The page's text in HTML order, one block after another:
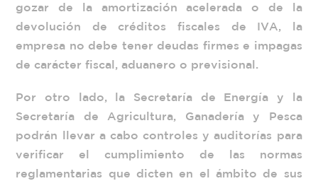
gozar de la amortización acelerada o de la
devolución de créditos fiscales de IVA, la
empresa no debe tener deudas firmes e impagas
de carácter fiscal, aduanero o previsional.
Por otro lado, la Secretaría de Energía y la
Secretaría de Agricultura, Ganadería y Pesca
podrán llevar a cabo controles y auditorías para
verificar el cumplimiento de las normas
reglamentarias que dicten en el ámbito de sus